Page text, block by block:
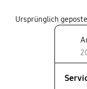
Ursprünglich